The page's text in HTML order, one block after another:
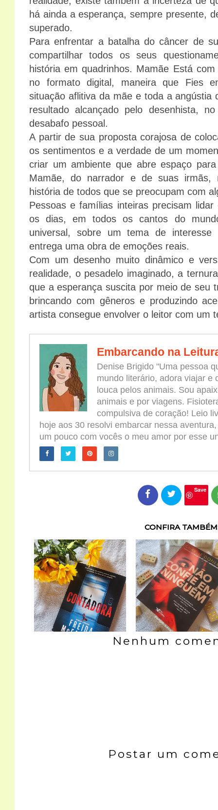
há ainda a esperança, sempre presente,
superado.
Para enfrentar a batalha do câncer de
compartilhar todos os seus
história em quadrinhos. Mamãe Está
no formato digital, maneira que Fies
situação aflitiva da mãe e toda a angústia
resultado alcançado pelo desenhista,
desabafo pessoal.
A partir de sua proposta corajosa de
os sentimentos e a verdade de um
criar um ambiente que abre espaço
Mamãe, do narrador e de suas
história de todos que se preocupam com
Pessoas e famílias inteiras precisam
os dias, em todos os cantos do
universal, sobre um tema de interesse
entrega uma obra de emoções reais.
Com um desenho muito dinâmico e
realidade, o pesadelo imaginado, a
que a esperança suscita por meio de seu
brincando com gêneros e produzindo
artista consegue envolver o leitor com um
Embarcando na
Denise Brigido "Uma pessoa
mundo literário, adora viajar e
louca pelos animais. Sou
animais e por viagens.
compulsiva de coração! Leio
hoje aos 30 resolvi embarcar nessa
um pouco com vocês o meu amor por esse
Save
CONFIRA
Nenhum
Postar um